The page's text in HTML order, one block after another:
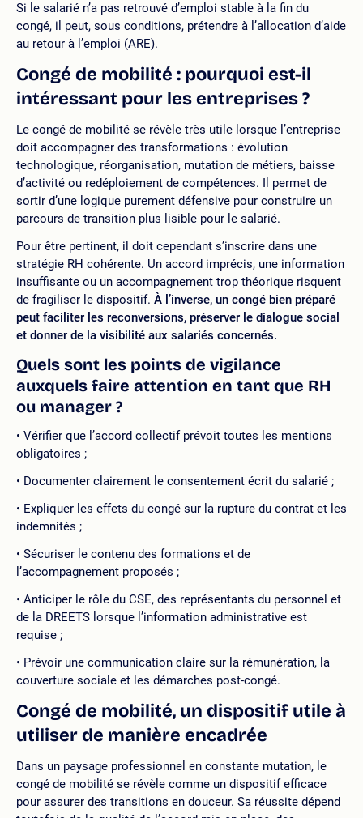
Si le salarié n’a pas retrouvé d’emploi stable à la fin du
congé, il peut, sous conditions, prétendre à l’allocation d’aide
au retour à l’emploi (ARE).
Congé de mobilité : pourquoi est-il
intéressant pour les entreprises ?
Le congé de mobilité se révèle très utile lorsque l’entreprise
doit accompagner des transformations : évolution
technologique, réorganisation, mutation de métiers, baisse
d’activité ou redéploiement de compétences. Il permet de
sortir d’une logique purement défensive pour construire un
parcours de transition plus lisible pour le salarié.
Pour être pertinent, il doit cependant s’inscrire dans une
stratégie RH cohérente. Un accord imprécis, une information
insuffisante ou un accompagnement trop théorique risquent
de fragiliser le dispositif. À l’inverse, un congé bien préparé
peut faciliter les reconversions, préserver le dialogue social
et donner de la visibilité aux salariés concernés.
Quels sont les points de vigilance
auxquels faire attention en tant que RH
ou manager ?
Vérifier que l’accord collectif prévoit toutes les mentions
obligatoires ;
Documenter clairement le consentement écrit du salarié ;
Expliquer les effets du congé sur la rupture du contrat et les
indemnités ;
Sécuriser le contenu des formations et de
l’accompagnement proposés ;
Anticiper le rôle du CSE, des représentants du personnel et
de la DREETS lorsque l’information administrative est
requise ;
Prévoir une communication claire sur la rémunération, la
couverture sociale et les démarches post-congé.
Congé de mobilité, un dispositif utile à
utiliser de manière encadrée
Dans un paysage professionnel en constante mutation, le
congé de mobilité se révèle comme un dispositif efficace
pour assurer des transitions en douceur. Sa réussite dépend